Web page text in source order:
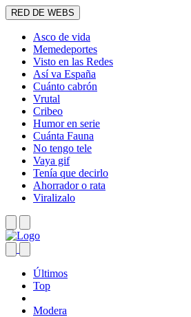
RED DE WEBS
Asco de vida
Memedeportes
Visto en las Redes
Así va España
Cuánto cabrón
Vrutal
Cribeo
Humor en serie
Cuánta Fauna
No tengo tele
Vaya gif
Tenía que decirlo
Ahorrador o rata
Viralizalo
Últimos
Top
Modera